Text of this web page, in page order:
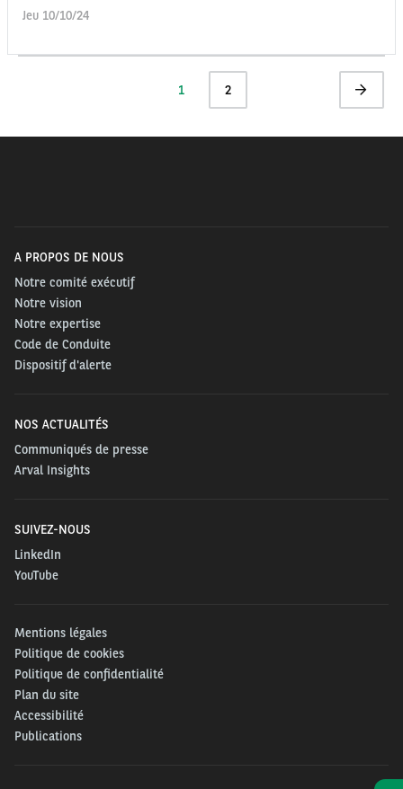
Jeu 10/10/24
Page
actuelle
1 Page
2
Page
suivante
A PROPOS DE NOUS
Notre comité exécutif
Notre vision
Notre expertise
Code de Conduite
Dispositif d'alerte
NOS ACTUALITÉS
Communiqués de presse
Arval Insights
SUIVEZ-NOUS
LinkedIn
YouTube
Mentions légales
Politique de cookies
Politique de confidentialité
Plan du site
Accessibilité
Publications